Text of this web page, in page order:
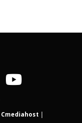
Cmediahost |